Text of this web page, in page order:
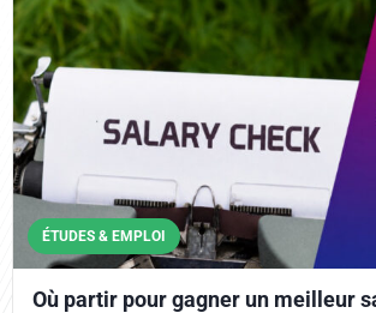
ÉTUDES & EMPLOI
Où partir pour gagner un meilleur